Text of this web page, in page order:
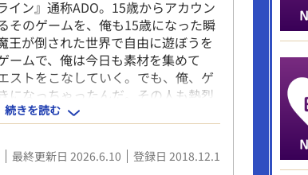
イン』通称ADO。15歳からアカウン
そのゲームを、俺も15歳になった瞬
王が倒された世界で自由に遊ぼうを
ームで、俺は今日も素材を集めて
ストをこなしていく。でも、俺、ゲ
になっちゃったんだ。その人も熱烈
てるんだけど。でも、その恋は絶対
ゲームの中に入りこんじゃった的な
んとログアウトできるしデスゲーム
主人公俺Tueeeeもありません。 本
続きを読む
最終更新日 2026.6.10 登録日 2018.12.1